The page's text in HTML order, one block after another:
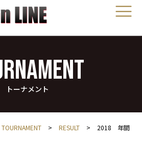
トーナメント
TOURNAMENT > RESULT >
2018 年間